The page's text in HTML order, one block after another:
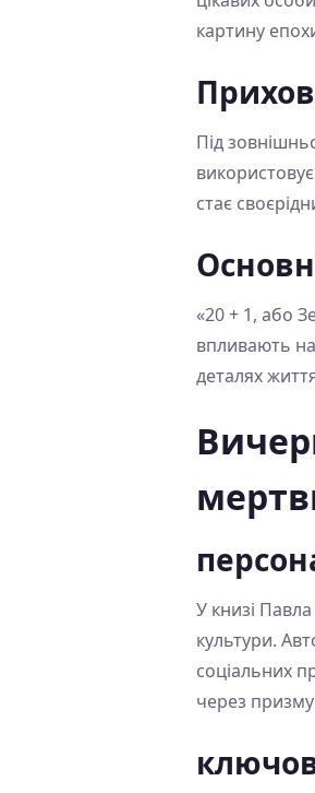
картину
Під
стає
«20 + 1, або
впливають на
деталях
У книзі
культури.
соціальних
через призму